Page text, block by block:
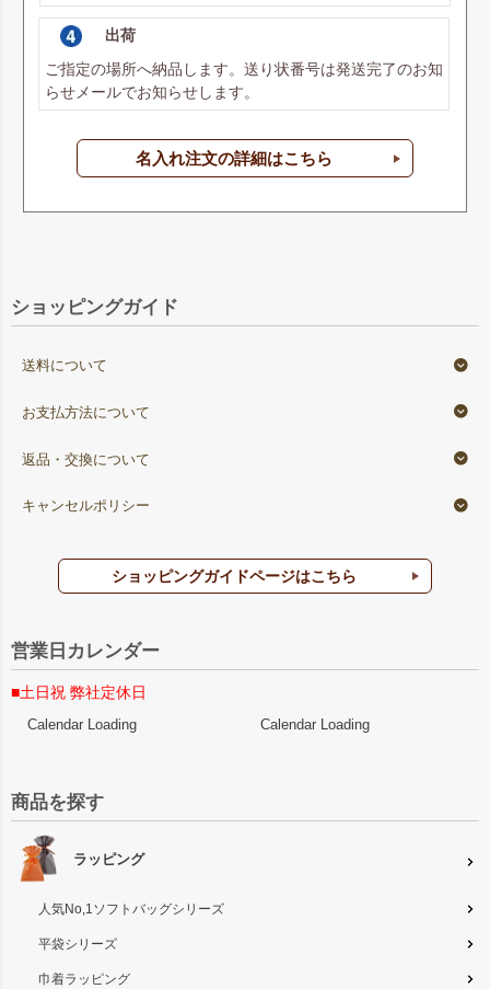
出荷
ご指定の場所へ納品します。送り状番号は発送完了のお知
らせメールでお知らせします。
名入れ注文の詳細はこちら
ショッピングガイド
送料について
お支払方法について
返品・交換について
キャンセルポリシー
ショッピングガイドページはこちら
営業日カレンダー
■土日祝 弊社定休日
Calendar Loading Calendar Loading
商品を探す
ラッピング
人気No,1ソフトバッグシリーズ
平袋シリーズ
巾着ラッピング